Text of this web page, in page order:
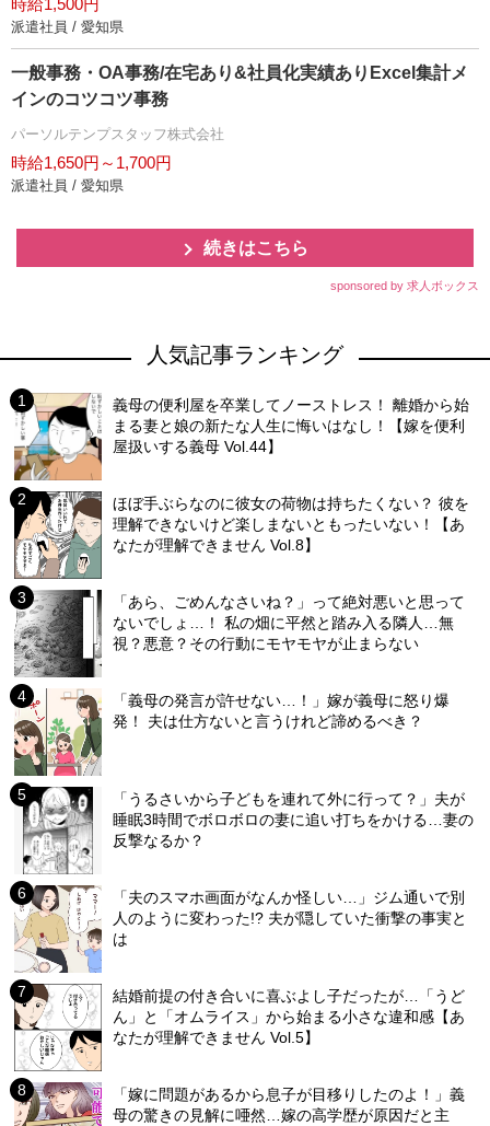
時給1,500円
派遣社員 / 愛知県
一般事務・OA事務/在宅あり&社員化実績ありExcel集計メ
インのコツコツ事務
パーソルテンプスタッフ株式会社
時給1,650円～1,700円
派遣社員 / 愛知県
続きはこちら
sponsored by 求人ボックス
人気記事ランキング
義母の便利屋を卒業してノーストレス！ 離婚から始
まる妻と娘の新たな人生に悔いはなし！【嫁を便利
屋扱いする義母 Vol.44】
ほぼ手ぶらなのに彼女の荷物は持ちたくない？ 彼を
理解できないけど楽しまないともったいない！【あ
なたが理解できません Vol.8】
「あら、ごめんなさいね？」って絶対悪いと思って
ないでしょ…！ 私の畑に平然と踏み入る隣人…無
視？悪意？その行動にモヤモヤが止まらない
「義母の発言が許せない…！」嫁が義母に怒り爆
発！ 夫は仕方ないと言うけれど諦めるべき？
「うるさいから子どもを連れて外に行って？」夫が
睡眠3時間でボロボロの妻に追い打ちをかける…妻の
反撃なるか？
「夫のスマホ画面がなんか怪しい…」ジム通いで別
人のように変わった!? 夫が隠していた衝撃の事実と
は
結婚前提の付き合いに喜ぶよし子だったが…「うど
ん」と「オムライス」から始まる小さな違和感【あ
なたが理解できません Vol.5】
「嫁に問題があるから息子が目移りしたのよ！」義
母の驚きの見解に唖然…嫁の高学歴が原因だと主